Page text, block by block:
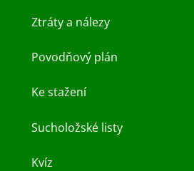
Ztráty a nálezy
Povodňový plán
Ke stažení
Sucholožské listy
Kvíz